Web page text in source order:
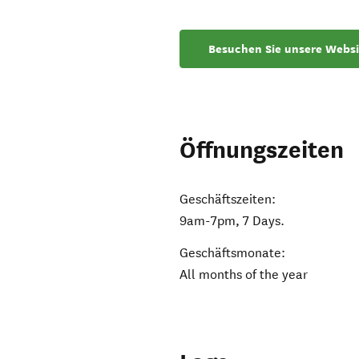
Besuchen Sie unsere
Öffnungszeiten
Geschäftszeiten:
9am-7pm, 7 Days.
Geschäftsmonate:
All months of the year